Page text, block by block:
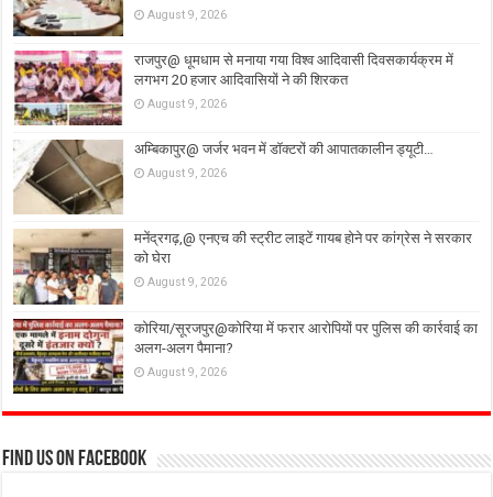
August 9, 2026
राजपुर@ धूमधाम से मनाया गया विश्व आदिवासी दिवसकार्यक्रम में
लगभग 20 हजार आदिवासियों ने की शिरकत
August 9, 2026
अम्बिकापुर@ जर्जर भवन में डॉक्टरों की आपातकालीन ड्यूटी…
August 9, 2026
मनेंद्रगढ़,@ एनएच की स्ट्रीट लाइटें गायब होने पर कांग्रेस ने सरकार
को घेरा
August 9, 2026
कोरिया/सूरजपुर@कोरिया में फरार आरोपियों पर पुलिस की कार्रवाई का
अलग-अलग पैमाना?
August 9, 2026
Find us on Facebook